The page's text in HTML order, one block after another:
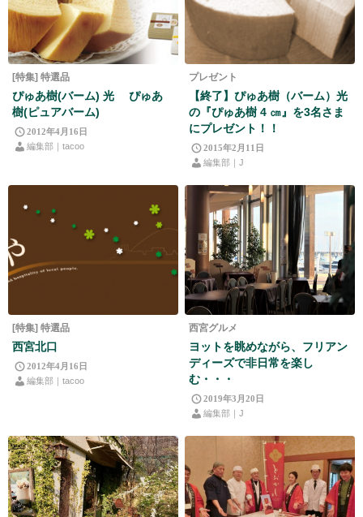
[特集] 特選品
ぴゅあ樹(バーム) 光 ぴゅあ
樹(ピュアバーム)
2012年4月16日
編集部｜tacoo
プレゼント
【終了】ぴゅあ樹（バーム）光
の『ぴゅあ樹 4 ㎝』を3名さま
にプレゼント！！
2015年2月11日
編集部｜J
[特集] 特選品
西宮北口
2012年4月16日
編集部｜tacoo
西宮グルメ
ヨットを眺めながら、フリアン
ディーズで非日常を楽し
む・・・
2019年3月20日
編集部｜J